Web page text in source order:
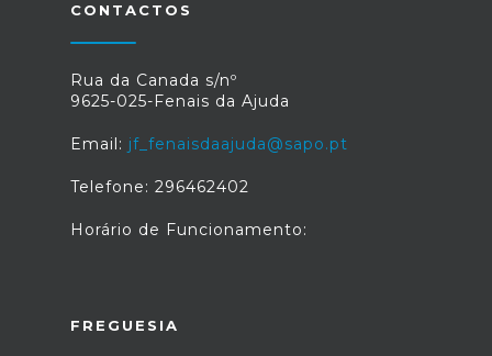
CONTACTOS
Rua da Canada s/nº
9625-025-Fenais da Ajuda
Email: jf_fenaisdaajuda@sapo.pt
Telefone: 296462402
Horário de Funcionamento:
FREGUESIA